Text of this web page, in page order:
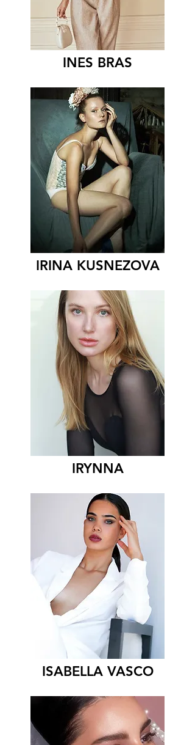
INES BRAS
IRINA KUSNEZOVA
IRYNNA
ISABELLA VASCO